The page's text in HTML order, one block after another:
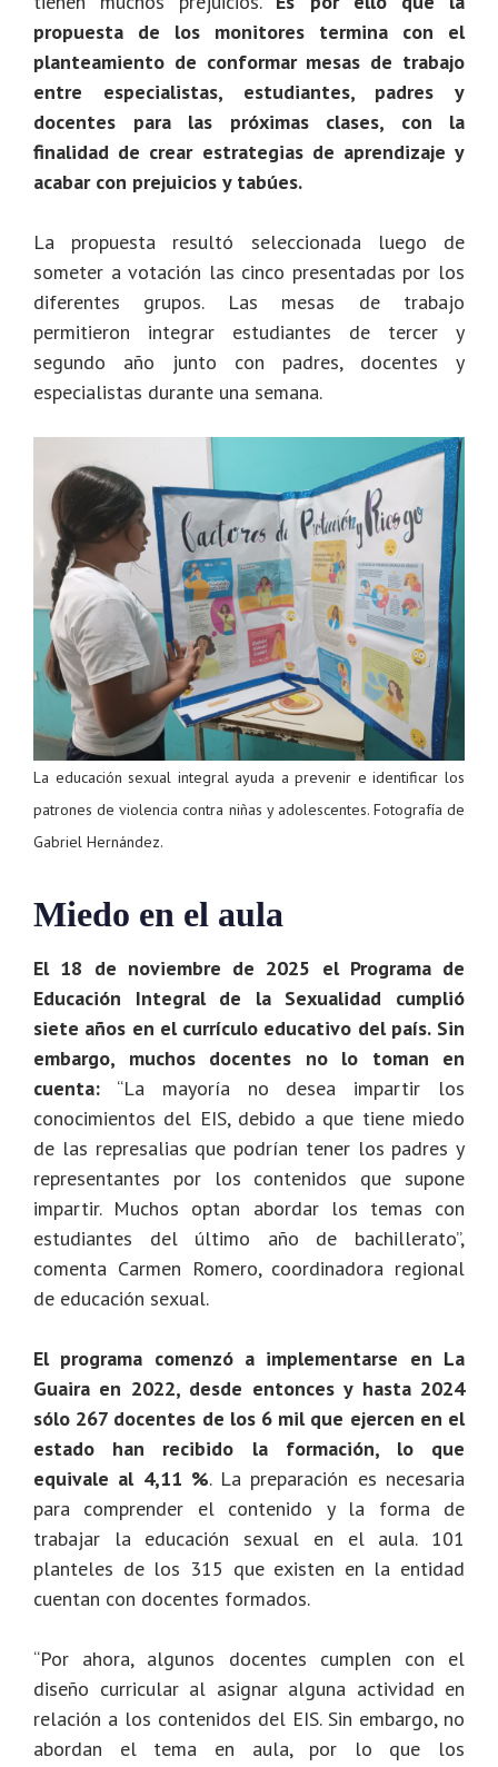
propuesta de los monitores termina con el
planteamiento de conformar mesas de trabajo
entre especialistas, estudiantes, padres y
docentes para las próximas clases, con la
finalidad de crear estrategias de aprendizaje y
acabar con prejuicios y tabúes.
La propuesta resultó seleccionada luego de
someter a votación las cinco presentadas por los
diferentes grupos. Las mesas de trabajo
permitieron integrar estudiantes de tercer y
segundo año junto con padres, docentes y
especialistas durante una semana.
La educación sexual integral ayuda a prevenir e identificar los
patrones de violencia contra niñas y adolescentes. Fotografía de
Gabriel Hernández.
Miedo en el aula
El 18 de noviembre de 2025 el Programa de
Educación Integral de la Sexualidad cumplió
siete años en el currículo educativo del país. Sin
embargo, muchos docentes no lo toman en
cuenta: “La mayoría no desea impartir los
conocimientos del EIS, debido a que tiene miedo
de las represalias que podrían tener los padres y
representantes por los contenidos que supone
impartir. Muchos optan abordar los temas con
estudiantes del último año de bachillerato”,
comenta Carmen Romero, coordinadora regional
de educación sexual.
El programa comenzó a implementarse en La
Guaira en 2022, desde entonces y hasta 2024
sólo 267 docentes de los 6 mil que ejercen en el
estado han recibido la formación, lo que
equivale al 4,11 %. La preparación es necesaria
para comprender el contenido y la forma de
trabajar la educación sexual en el aula. 101
planteles de los 315 que existen en la entidad
cuentan con docentes formados.
“Por ahora, algunos docentes cumplen con el
diseño curricular al asignar alguna actividad en
relación a los contenidos del EIS. Sin embargo, no
abordan el tema en aula, por lo que los